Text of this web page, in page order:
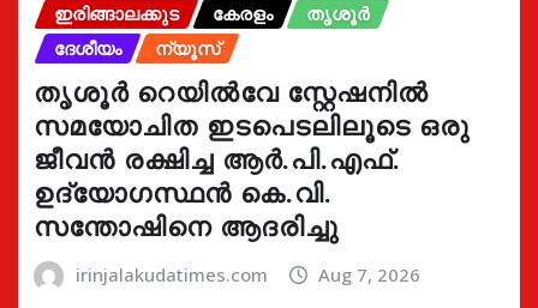
ഇരിങ്ങാലക്കുട കേരളം
തൃശൂർ
ദേശീയം
ന്യൂസ്
തൃശൂർ റെയിൽവേ സ്റ്റേഷനിൽ
സമയോചിത ഇടപെടലിലൂടെ ഒരു
ജീവൻ രക്ഷിച്ച ആർ.പി.എഫ്.
ഉദ്യോഗസ്ഥൻ കെ.വി.
സന്തോഷിനെ ആദരിച്ചു
irinjalakudatimes.com Aug 7, 2026